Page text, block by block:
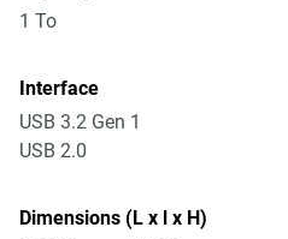
1 To
Interface
USB 3.2 Gen 1
USB 2.0
Dimensions (L x l x H)